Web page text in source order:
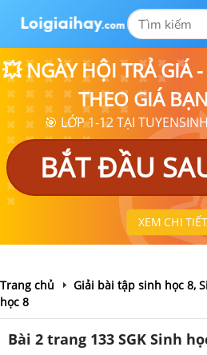
💥 NGÀY HỘI TRẢ GIÁ
THEO GIÁ
🎯 LỚP 1-12 TẠI
BẮT ĐẦU
XEM CHI TIẾT
Trang chủ
Giải bài tập sinh học 8,
học 8
Bài 2 trang 133 SGK Sinh